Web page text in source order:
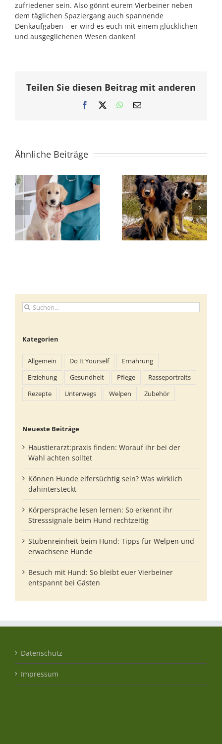
zufriedener sein. Also gönnt eurem Vierbeiner neben
dem täglichen Spaziergang auch spannende
Denkaufgaben – er wird es euch mit einem glücklichen
und ausgeglichenen Wesen danken!
Teilen Sie diesen Beitrag mit anderen
Facebook WhatsApp
E-
Ähnliche Beiträge
Suche
Kategorien
Allgemein Do It Yourself
Ernährung
Erziehung
Gesundheit Pflege
Rasseportraits
Rezepte
Unterwegs Welpen Zubehör
Neueste Beiträge
Haustierarzt:praxis finden: Worauf ihr bei der
Wahl achten solltet
Können Hunde eifersüchtig sein? Was wirklich
dahintersteckt
Körpersprache lesen lernen: So erkennt ihr
Stresssignale beim Hund rechtzeitig
Stubenreinheit beim Hund: Tipps für Welpen und
erwachsene Hunde
Besuch mit Hund: So bleibt euer Vierbeiner
entspannt bei Gästen
Datenschutz
Impressum